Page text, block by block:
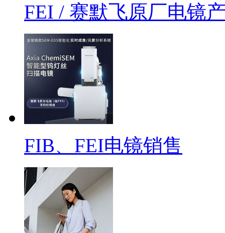
FEI / 赛默飞原厂电镜
FIB、FEI电镜销售